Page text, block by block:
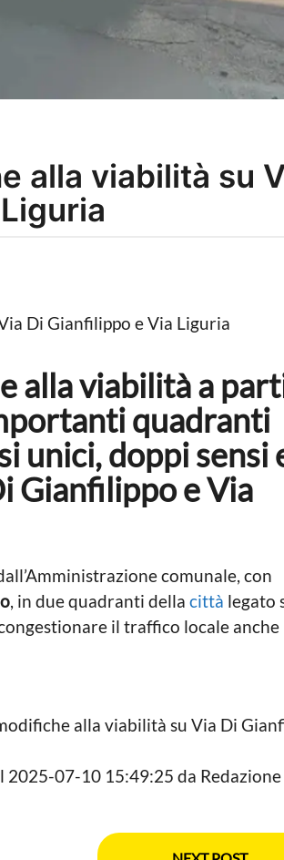
alla viabilità su
alla viabilità a
quadranti
unici, doppi sensi
Gianfilippo e Via
comunale, con
, in due quadranti della città legato
il traffico locale anche
alla viabilità su Via Di
2025-07-10 15:49:25 da Redazione